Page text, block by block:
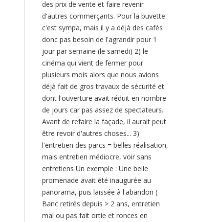
des prix de vente et faire revenir
d'autres commerçants. Pour la buvette
c'est sympa, mais il y a déjà des cafés
donc pas besoin de l'agrandir pour 1
jour par semaine (le samedi) 2) le
cinéma qui vient de fermer pour
plusieurs mois alors que nous avions
déjà fait de gros travaux de sécurité et
dont l'ouverture avait réduit en nombre
de jours car pas assez de spectateurs.
Avant de refaire la façade, il aurait peut
être revoir d'autres choses... 3)
l'entretien des parcs = belles réalisation,
mais entretien médiocre, voir sans
entretiens Un exemple : Une belle
promenade avait été inaugurée au
panorama, puis laissée à l'abandon (
Banc retirés depuis > 2 ans, entretien
mal ou pas fait ortie et ronces en